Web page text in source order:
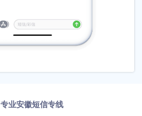
专业安徽短信专线